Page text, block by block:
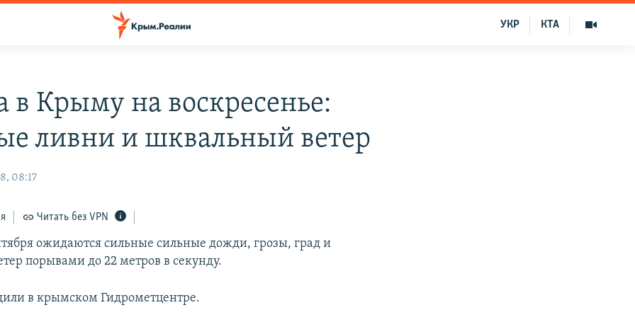
КТА
УКР
в Крыму на воскресенье:
ливни и шквальный ветер
08:17
Читать без VPN
ожидаются сильные сильные дожди, грозы, град и
порывами до 22 метров в секунду.
в крымском Гидрометцентре.